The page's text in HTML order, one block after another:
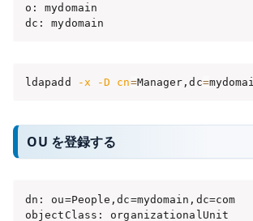
o: mydomain
dc: mydomain
ldapadd -x -D cn=Manager,dc=
OU を登録する
dn: ou=People,dc=mydomain,dc=com
objectClass: organizationalUnit